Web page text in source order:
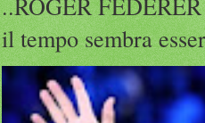
il tempo sembra